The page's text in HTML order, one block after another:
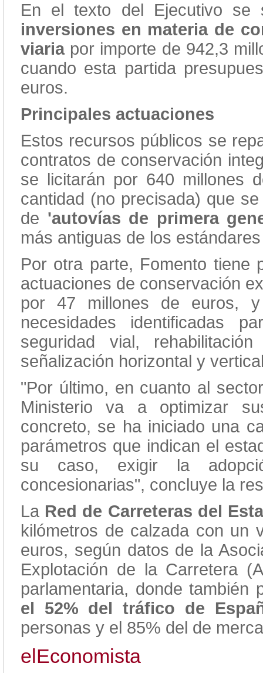
En el texto del Ejecutivo se
inversiones en materia de
viariapor importe de 942,3
cuando esta partida
euros.
Principales actuaciones
Estos recursos públicos se
contratos de conservación
se licitarán por 640 millones
cantidad (no precisada) que
de 'autovías de primera
más antiguas de los
Por otra parte, Fomento tiene
actuaciones de conservación
por 47 millones de euros,
necesidades identificadas
seguridad vial,
señalización horizontal y
"Por último, en cuanto al
Ministerio va a optimizar
concreto, se ha iniciado una
parámetros que indican el
su caso, exigir la
concesionarias", concluye la
La Red de Carreteras del
kilómetros de calzada con un
euros, según datos de la
Explotación de la Carretera
parlamentaria, donde también
el 52% del tráfico de
personas y el 85% del de
elEconomista